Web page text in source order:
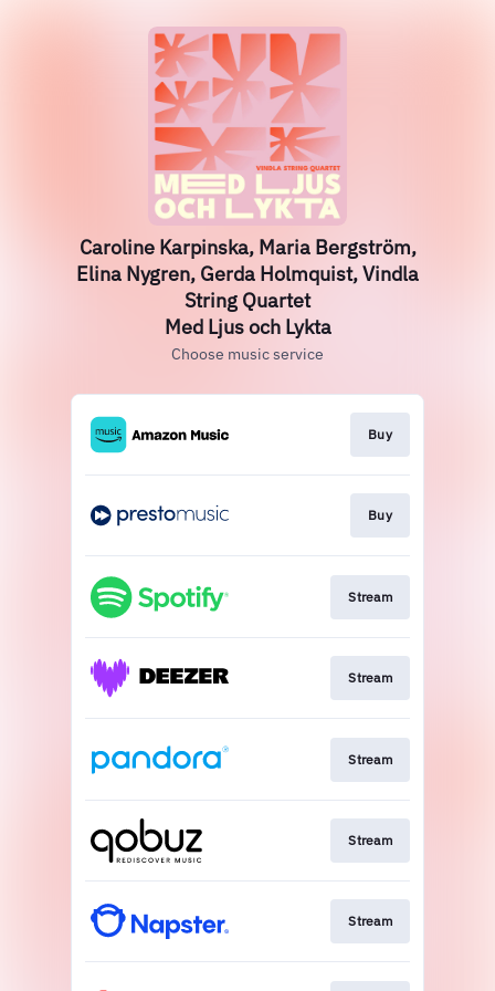
Caroline Karpinska, Maria Bergström,
Elina Nygren, Gerda Holmquist, Vindla
String Quartet
Med Ljus och Lykta
Choose music service
Buy
Buy
Stream
Stream
Stream
Stream
Stream